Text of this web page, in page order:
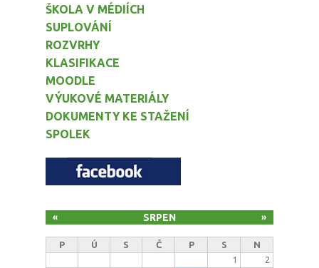
ŠKOLA V MÉDIÍCH
SUPLOVÁNÍ
ROZVRHY
KLASIFIKACE
MOODLE
VÝUKOVÉ MATERIÁLY
DOKUMENTY KE STAŽENÍ
SPOLEK
SRPEN
« »
P Ú S Č P S
N
1
2